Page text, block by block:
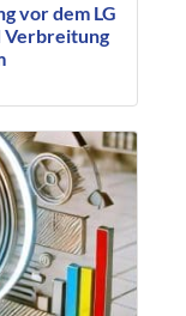
vor dem LG
Verbreitung